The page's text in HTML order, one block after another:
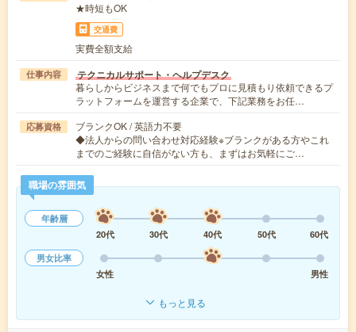
★時短もOK
交通費
実費全額支給
仕事内容 テクニカルサポート・ヘルプデスク
暮らしからビジネスまで何でもプロに見積もり依頼できるプ
ラットフォームを運営する企業で、下記業務をお任…
応募資格
ブランクOK / 英語力不要
◆法人からの問い合わせ対応経験※ブランクがある方やこれ
までのご経験に自信がない方も、まずはお気軽にご…
職場の雰囲気
年齢層
20代
30代 40代 50代
60代
男女比率
女性
男性
もっと見る